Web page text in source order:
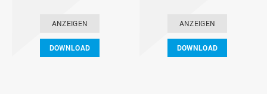
ANZEIGEN
DOWNLOAD
ANZEIGEN
DOWNLOAD